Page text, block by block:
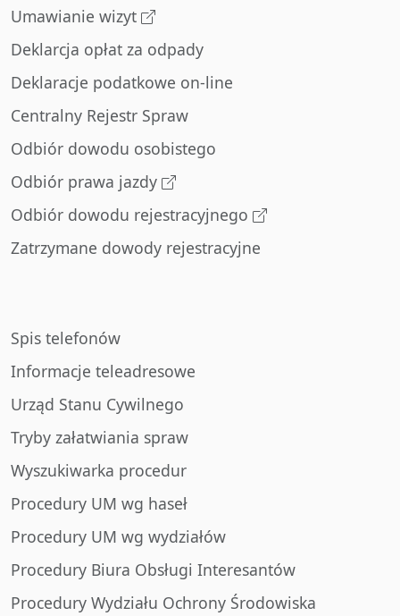
Umawianie wizyt
Deklarcja opłat za odpady
Deklaracje podatkowe on-line
Centralny Rejestr Spraw
Odbiór dowodu osobistego
Odbiór prawa jazdy
Odbiór dowodu rejestracyjnego
Zatrzymane dowody rejestracyjne
Spis telefonów
Informacje teleadresowe
Urząd Stanu Cywilnego
Tryby załatwiania spraw
Wyszukiwarka procedur
Procedury UM wg haseł
Procedury UM wg wydziałów
Procedury Biura Obsługi Interesantów
Procedury Wydziału Ochrony Środowiska